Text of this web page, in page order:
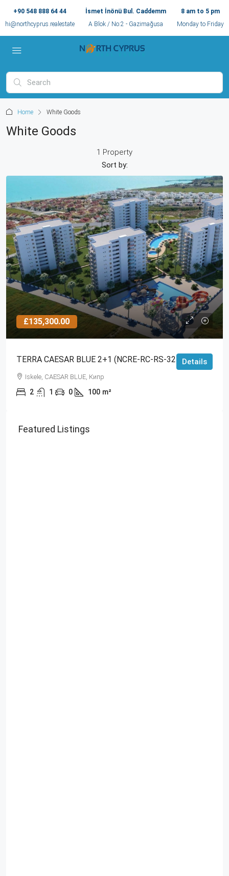
+90 548 888 64 44
hi@northcyprus.realestate
İsmet İnönü Bul. Caddemm
A Blok / No:2 - Gazimağusa
8 am to 5 pm
Monday to Friday
Home White Goods
White Goods
1 Property
Sort by:
£135,300.00
TERRA CAESAR BLUE 2+1 (NCRE-RC-RS-3242)
Iskele, CAESAR BLUE, Кипр
2 1 0 100 m²
Details
Featured Listings